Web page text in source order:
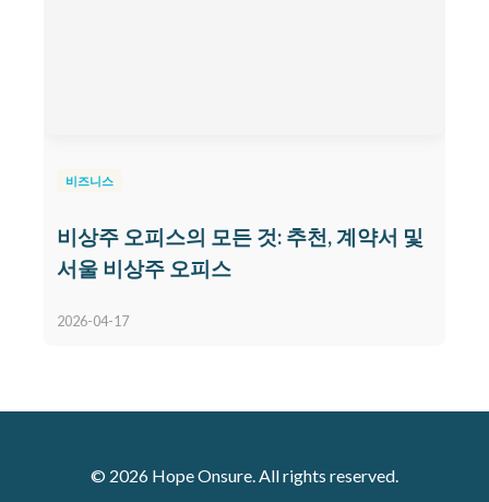
비즈니스
비상주 오피스의 모든 것: 추천, 계약서 및
서울 비상주 오피스
2026-04-17
© 2026 Hope Onsure. All rights reserved.